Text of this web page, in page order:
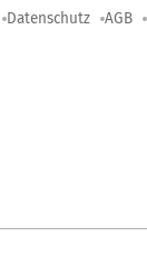
Datenschutz AGB